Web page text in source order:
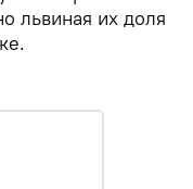
львиная их доля